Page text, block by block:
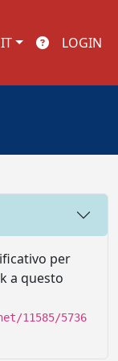
IT LOGIN
per
a questo
11585/5736